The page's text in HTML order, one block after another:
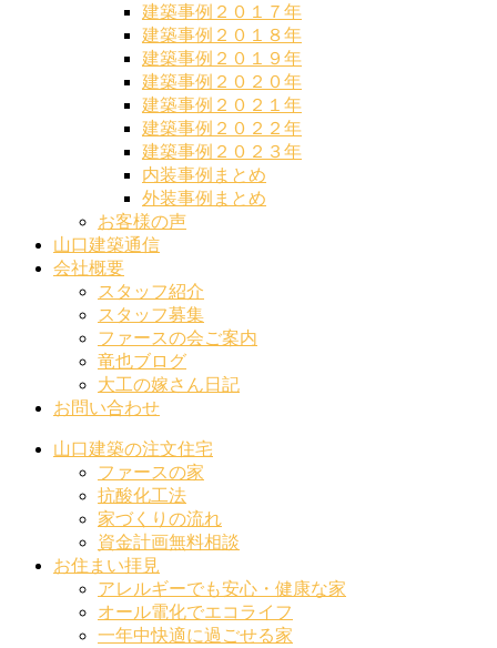
建築事例２０１７年
建築事例２０１８年
建築事例２０１９年
建築事例２０２０年
建築事例２０２１年
建築事例２０２２年
建築事例２０２３年
内装事例まとめ
外装事例まとめ
お客様の声
山口建築通信
会社概要
スタッフ紹介
スタッフ募集
ファースの会ご案内
竜也ブログ
大工の嫁さん日記
お問い合わせ
山口建築の注文住宅
ファースの家
抗酸化工法
家づくりの流れ
資金計画無料相談
お住まい拝見
アレルギーでも安心・健康な家
オール電化でエコライフ
一年中快適に過ごせる家